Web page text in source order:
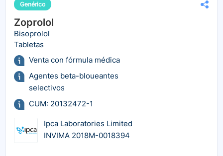
Genérico
Zoprolol
Bisoprolol
Tabletas
Venta con fórmula médica
Agentes beta-bloueantes
selectivos
CUM: 20132472-1
Ipca Laboratories Limited
INVIMA 2018M-0018394